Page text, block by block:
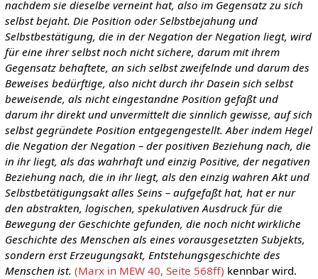
nachdem sie dieselbe verneint hat, also im Gegensatz zu sich
selbst bejaht. Die Position oder Selbstbejahung und
Selbstbestätigung, die in der Negation der Negation liegt, wird
für eine ihrer selbst noch nicht sichere, darum mit ihrem
Gegensatz behaftete, an sich selbst zweifelnde und darum des
Beweises bedürftige, also nicht durch ihr Dasein sich selbst
beweisende, als nicht eingestandne Position gefaßt und
darum ihr direkt und unvermittelt die sinnlich gewisse, auf sich
selbst gegründete Position entgegengestellt. Aber indem Hegel
die Negation der Negation – der positiven Beziehung nach, die
in ihr liegt, als das wahrhaft und einzig Positive, der negativen
Beziehung nach, die in ihr liegt, als den einzig wahren Akt und
Selbstbetätigungsakt alles Seins – aufgefaßt hat, hat er nur
den abstrakten, logischen, spekulativen Ausdruck für die
Bewegung der Geschichte gefunden, die noch nicht wirkliche
Geschichte des Menschen als eines vorausgesetzten Subjekts,
sondern erst Erzeugungsakt, Entstehungsgeschichte des
Menschen ist. (Marx in MEW 40, Seite 568ff) kennbar wird.